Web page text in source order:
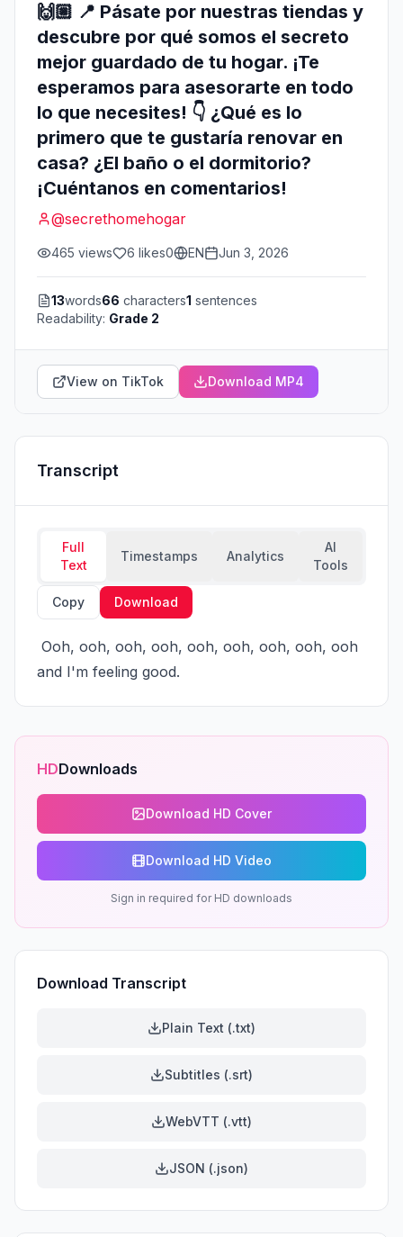
🙌🏼 📍 Pásate por nuestras tiendas y
descubre por qué somos el secreto
mejor guardado de tu hogar. ¡Te
esperamos para asesorarte en todo
lo que necesites! 👇 ¿Qué es lo
primero que te gustaría renovar en
casa? ¿El baño o el dormitorio?
¡Cuéntanos en comentarios!
@secrethomehogar
465 views 6 likes0 EN Jun 3, 2026
13words66 characters1 sentences
Readability: Grade 2
View on TikTok Download MP4
Transcript
Full
Text
Timestamps Analytics
AI
Tools
Copy Download
and I'm feeling good.
HDDownloads
Download HD Cover
Download HD Video
Sign in required for HD downloads
Download Transcript
Plain Text (.txt)
Subtitles (.srt)
WebVTT (.vtt)
JSON (.json)